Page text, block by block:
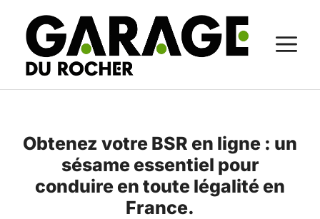
contenu
Obtenez votre BSR en ligne : un
sésame essentiel pour
conduire en toute légalité en
France.